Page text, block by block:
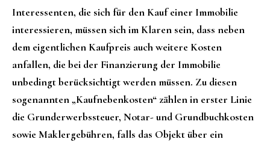
Interessenten, die sich für den Kauf einer Immobilie
interessieren, müssen sich im Klaren sein, dass neben
dem eigentlichen Kaufpreis auch weitere Kosten
anfallen, die bei der Finanzierung der Immobilie
unbedingt berücksichtigt werden müssen. Zu diesen
sogenannten „Kaufnebenkosten“ zählen in erster Linie
die Grunderwerbssteuer, Notar- und Grundbuchkosten
sowie Maklergebühren, falls das Objekt über ein